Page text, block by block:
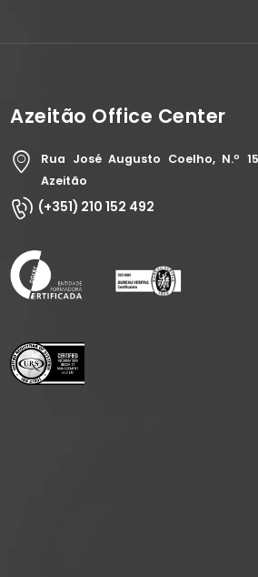
Azeitão Office Center
Rua José Augusto Coelho, N.º
Azeitão
(+351) 210 152 492